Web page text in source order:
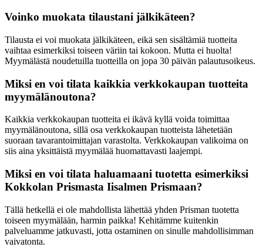
Voinko muokata tilaustani jälkikäteen?
Tilausta ei voi muokata jälkikäteen, eikä sen sisältämiä tuotteita
vaihtaa esimerkiksi toiseen väriin tai kokoon. Mutta ei huolta!
Myymälästä noudetuilla tuotteilla on jopa 30 päivän palautusoikeus.
Miksi en voi tilata kaikkia verkkokaupan tuotteita
myymälänoutona?
Kaikkia verkkokaupan tuotteita ei ikävä kyllä voida toimittaa
myymälänoutona, sillä osa verkkokaupan tuotteista lähetetään
suoraan tavarantoimittajan varastolta. Verkkokaupan valikoima on
siis aina yksittäistä myymälää huomattavasti laajempi.
Miksi en voi tilata haluamaani tuotetta esimerkiksi
Kokkolan Prismasta Iisalmen Prismaan?
Tällä hetkellä ei ole mahdollista lähettää yhden Prisman tuotetta
toiseen myymälään, harmin paikka! Kehitämme kuitenkin
palveluamme jatkuvasti, jotta ostaminen on sinulle mahdollisimman
vaivatonta.